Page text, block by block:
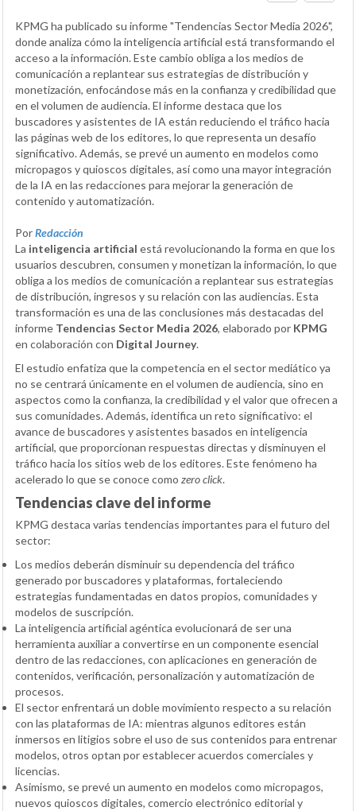
KPMG ha publicado su informe "Tendencias Sector Media 2026",
donde analiza cómo la inteligencia artificial está transformando el
acceso a la información. Este cambio obliga a los medios de
comunicación a replantear sus estrategias de distribución y
monetización, enfocándose más en la confianza y credibilidad que
en el volumen de audiencia. El informe destaca que los
buscadores y asistentes de IA están reduciendo el tráfico hacia
las páginas web de los editores, lo que representa un desafío
significativo. Además, se prevé un aumento en modelos como
micropagos y quioscos digitales, así como una mayor integración
de la IA en las redacciones para mejorar la generación de
contenido y automatización.
PorRedacción
La inteligencia artificial está revolucionando la forma en que los
usuarios descubren, consumen y monetizan la información, lo que
obliga a los medios de comunicación a replantear sus estrategias
de distribución, ingresos y su relación con las audiencias. Esta
transformación es una de las conclusiones más destacadas del
informe Tendencias Sector Media 2026, elaborado por KPMG
en colaboración con Digital Journey.
El estudio enfatiza que la competencia en el sector mediático ya
no se centrará únicamente en el volumen de audiencia, sino en
aspectos como la confianza, la credibilidad y el valor que ofrecen a
sus comunidades. Además, identifica un reto significativo: el
avance de buscadores y asistentes basados en inteligencia
artificial, que proporcionan respuestas directas y disminuyen el
tráfico hacia los sitios web de los editores. Este fenómeno ha
acelerado lo que se conoce como zero click.
Tendencias clave del informe
KPMG destaca varias tendencias importantes para el futuro del
sector:
Los medios deberán disminuir su dependencia del tráfico
generado por buscadores y plataformas, fortaleciendo
estrategias fundamentadas en datos propios, comunidades y
modelos de suscripción.
La inteligencia artificial agéntica evolucionará de ser una
herramienta auxiliar a convertirse en un componente esencial
dentro de las redacciones, con aplicaciones en generación de
contenidos, verificación, personalización y automatización de
procesos.
El sector enfrentará un doble movimiento respecto a su relación
con las plataformas de IA: mientras algunos editores están
inmersos en litigios sobre el uso de sus contenidos para entrenar
modelos, otros optan por establecer acuerdos comerciales y
licencias.
Asimismo, se prevé un aumento en modelos como micropagos,
nuevos quioscos digitales, comercio electrónico editorial y